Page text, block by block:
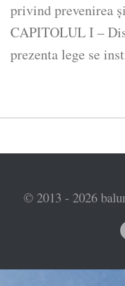
privind prevenirea
CAPITOLUL I –
prezenta lege se
© 2013 - 2026